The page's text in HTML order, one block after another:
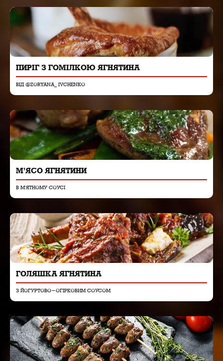
ПИРІГ З ГОМІЛКОЮ ЯГНЯТИНА
ВІД @ZORYANA_ IVCHENKO
М’ЯСО ЯГНЯТИНИ
В М'ЯТНОМУ СОУСІ
ГОЛЯШКА ЯГНЯТИНА
З ЙОГУРТОВО-ОГІРКОВИМ СОУСОМ